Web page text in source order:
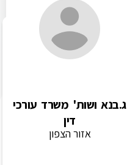
ג.בנא ושות' משרד עורכי
דין
אזור הצפון